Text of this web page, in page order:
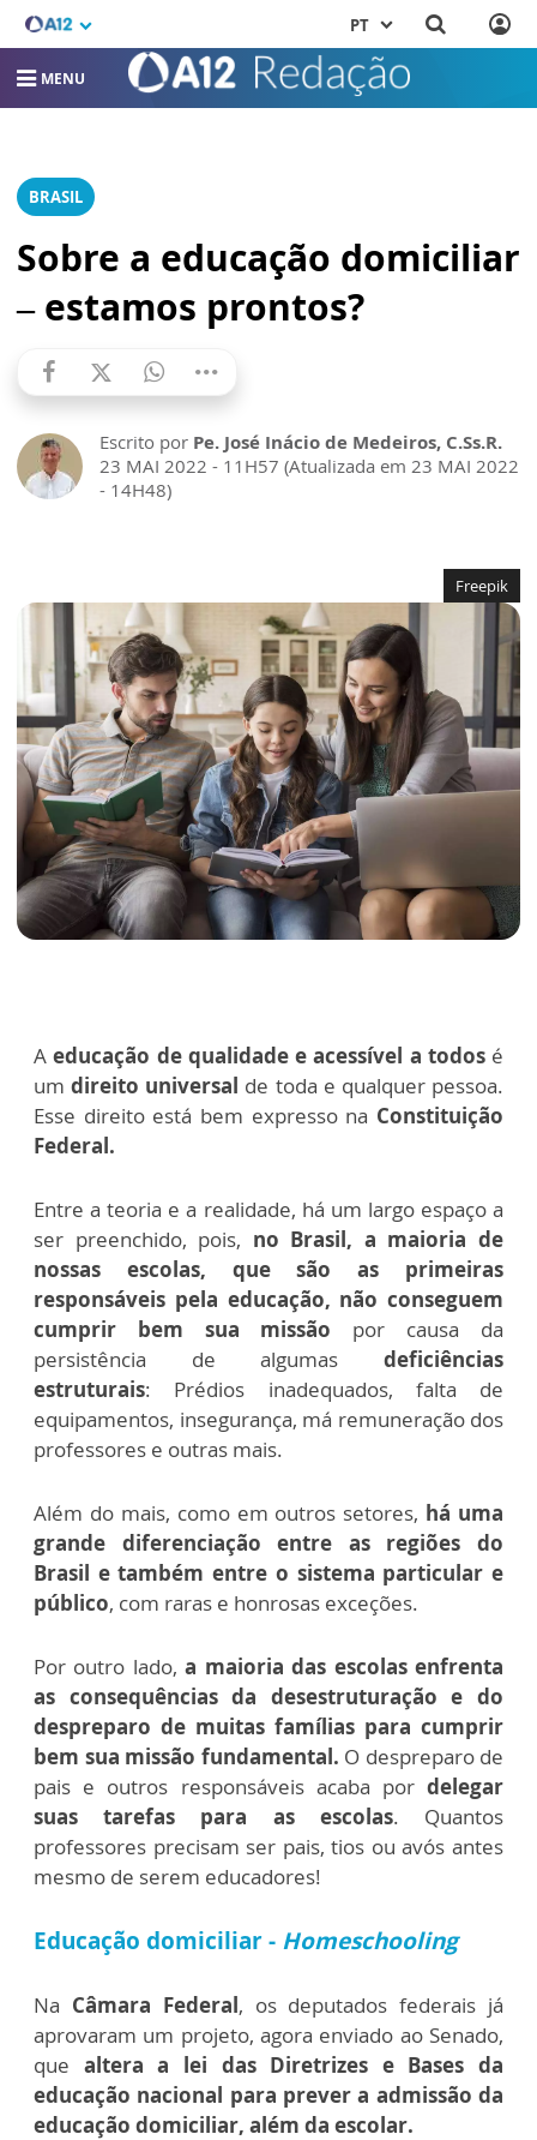
PT
MENU
BRASIL
Sobre a educação domiciliar
– estamos prontos?
Escrito por Pe. José Inácio de Medeiros, C.Ss.R.
23 MAI 2022 - 11H57 (Atualizada em 23 MAI 2022
- 14H48)
Freepik
Aeducação de qualidade e acessível a todosé
umdireito universal de toda e qualquer pessoa.
Esse direito está bem expresso na Constituição
Federal.
Entre a teoria e a realidade, há um largo espaço a
ser preenchido, pois, no Brasil, a maioria de
nossas escolas, que são as primeiras
responsáveis pela educação, não conseguem
cumprir bem sua missão por causa da
persistência de algumas deficiências
estruturais: Prédios inadequados, falta de
equipamentos, insegurança, má remuneração dos
professores e outras mais.
Além do mais, como em outros setores, há uma
grande diferenciação entre as regiões do
Brasil e também entre o sistema particular e
público, com raras e honrosas exceções.
Por outro lado, a maioria das escolas enfrenta
as consequências da desestruturação e do
despreparo de muitas famílias para cumprir
bem sua missão fundamental. O despreparo de
pais e outros responsáveis acaba por delegar
suas tarefas para as escolas. Quantos
professores precisam ser pais, tios ou avós antes
mesmo de serem educadores!
Educação domiciliar - Homeschooling
Na Câmara Federal, os deputados federais já
aprovaram um projeto, agora enviado ao Senado,
que altera a lei das Diretrizes e Bases da
educação nacional para prever a admissão da
educação domiciliar, além da escolar.